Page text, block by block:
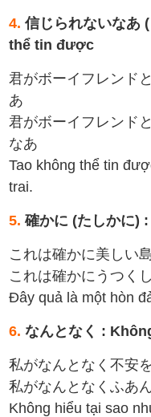
4. 信じられないなあ
thể tin được
君がボーイフレンド
あ
君がボーイフレンド
なあ
Tao không thể tin
trai.
5. 確かに (たしかに)
これは確かに美しい
これは確かにうつく
Đây quả là một hòn
6. なんとなく :
私がなんとなく不安
私がなんとなくふあ
Không hiểu tại sao